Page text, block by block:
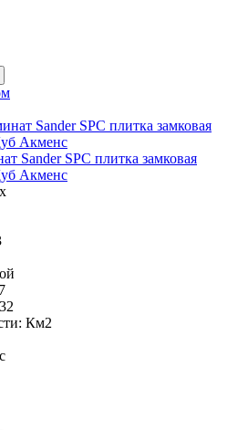
Sander SPC плитка замковая
Акменс
7
Км2